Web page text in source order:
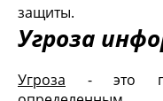
защиты.
Угроза
Угроза - это